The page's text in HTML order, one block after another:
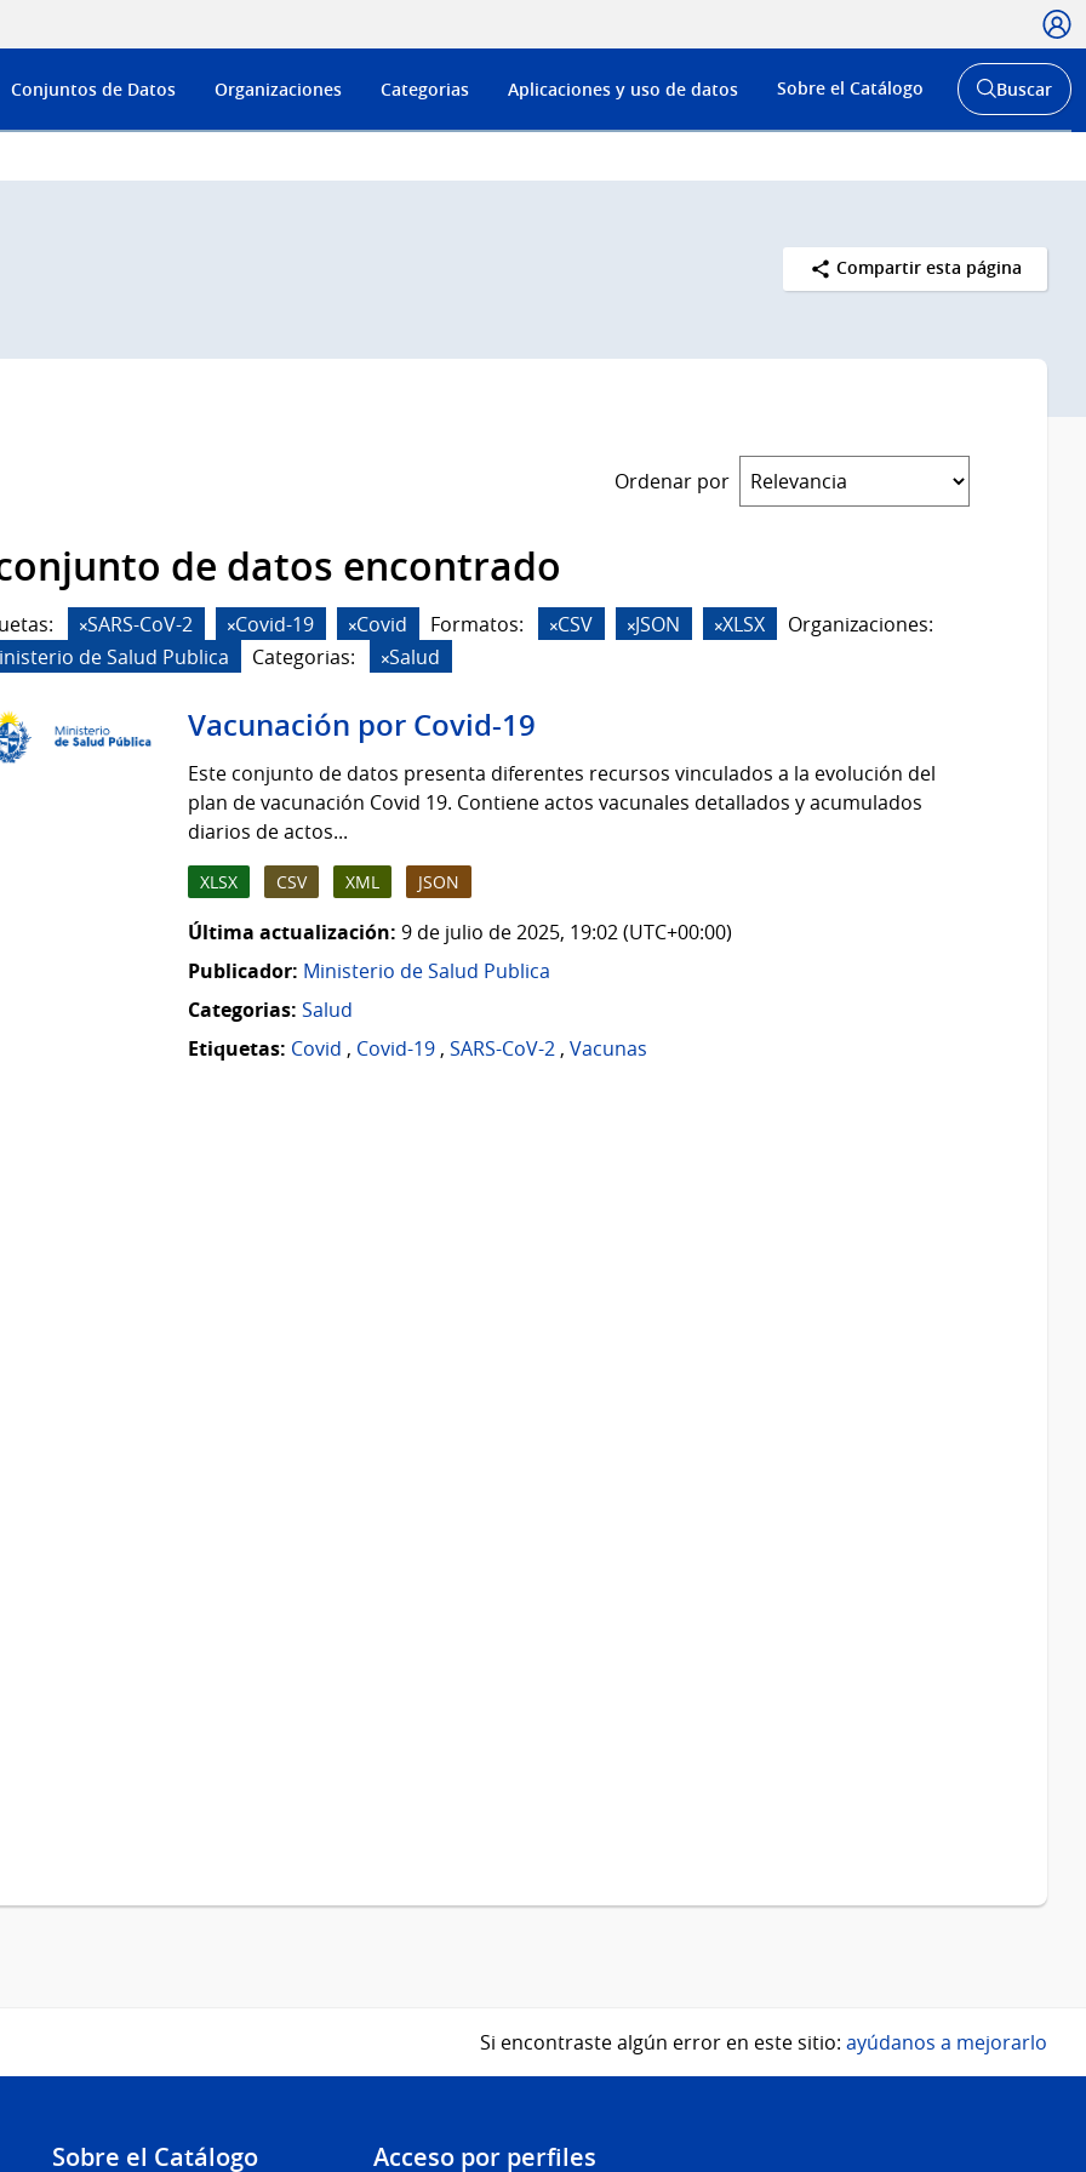
Menú
de
Conjuntos de Datos Organizaciones Categorias Aplicaciones y uso de datos Sobre el Catálogo
Abrir
buscador
Buscar
Compartir esta página
Ordenar por
de datos encontrado
SARS-CoV-2 Covid-19 Covid Formatos: CSV JSON XLSX
Organizaciones:
de Salud Publica
Categorias: Salud
Vacunación por Covid-19
Este conjunto de datos presenta diferentes recursos vinculados a la evolución del
plan de vacunación Covid 19. Contiene actos vacunales detallados y acumulados
diarios de actos...
XLSX CSV XML JSON
Última actualización: 9 de julio de 2025, 19:02 (UTC+00:00)
Publicador: Ministerio de Salud Publica
Categorias: Salud
Etiquetas: Covid , Covid-19, SARS-CoV-2, Vacunas
Si encontraste algún error en este sitio: ayúdanos a mejorarlo
Sobre el Catálogo Acceso por perfiles